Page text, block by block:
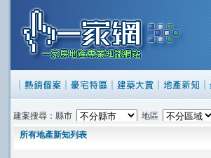
建案搜尋：縣市 地區
所有地產新知列表